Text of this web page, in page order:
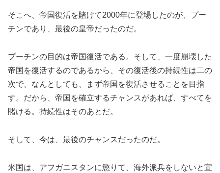
そこへ、帝国復活を賭けて2000年に登場したのが、プー
チンであり、最後の皇帝だったのだ。
プーチンの目的は帝国復活である。そして、一度崩壊した
帝国を復活するのであるから、その復活後の持続性は二の
次で、なんとしても、まず帝国を復活させることを目指
す。だから、帝国を確立するチャンスがあれば、すべてを
賭ける。持続性はそのあとだ。
そして、今は、最後のチャンスだったのだ。
米国は、アフガニスタンに懲りて、海外派兵をしないと宣